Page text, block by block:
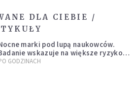
DLA CIEBIE /
marki pod lupą naukowców.
wskazuje na większe ryzyko
GODZINACH